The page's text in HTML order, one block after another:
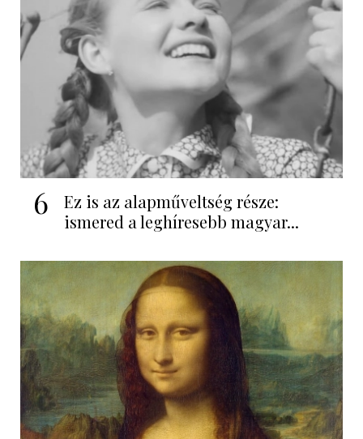
6
Ez is az alapműveltség része:
ismered a leghíresebb magyar...